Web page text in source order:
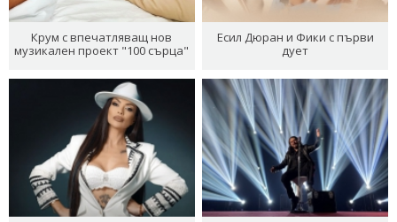
Крум с впечатляващ нов
музикален проект "100 сърца"
Есил Дюран и Фики с първи
дует